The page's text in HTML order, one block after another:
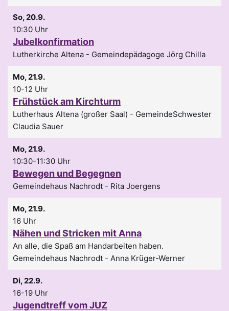
So, 20.9.
10:30 Uhr
Jubelkonfirmation
Lutherkirche Altena Gemeindepädagoge Jörg Chilla
Mo, 21.9.
10-12 Uhr
Frühstück am Kirchturm
Lutherhaus Altena (großer Saal)
GemeindeSchwester
Claudia Sauer
Mo, 21.9.
10:30-11:30 Uhr
Bewegen und Begegnen
Gemeindehaus Nachrodt Rita Joergens
Mo, 21.9.
16 Uhr
Nähen und Stricken mit Anna
An alle, die Spaß am Handarbeiten haben.
Gemeindehaus Nachrodt
Anna Krüger-Werner
Di, 22.9.
16-19 Uhr
Jugendtreff vom JUZ